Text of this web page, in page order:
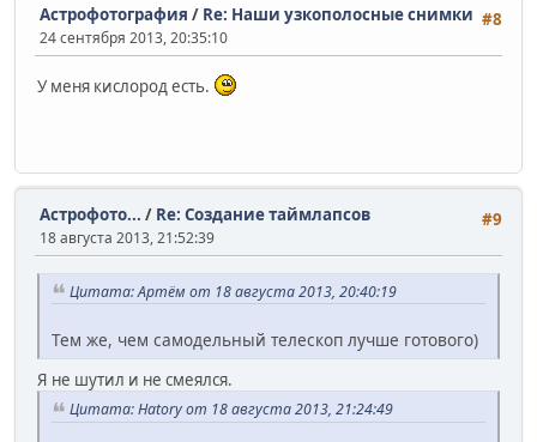
#8
Астрофотография / Re: Наши узкополосные снимки
24 сентября 2013, 20:35:10
У меня кислород есть.
#9
Астрофото... / Re: Создание таймлапсов
18 августа 2013, 21:52:39
Цитата: Артём от 18 августа 2013, 20:40:19
Тем же, чем самодельный телескоп лучше готового)
Я не шутил и не смеялся.
Цитата: Hatory от 18 августа 2013, 21:24:49